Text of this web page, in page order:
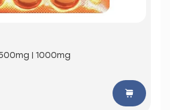
| 1000mg